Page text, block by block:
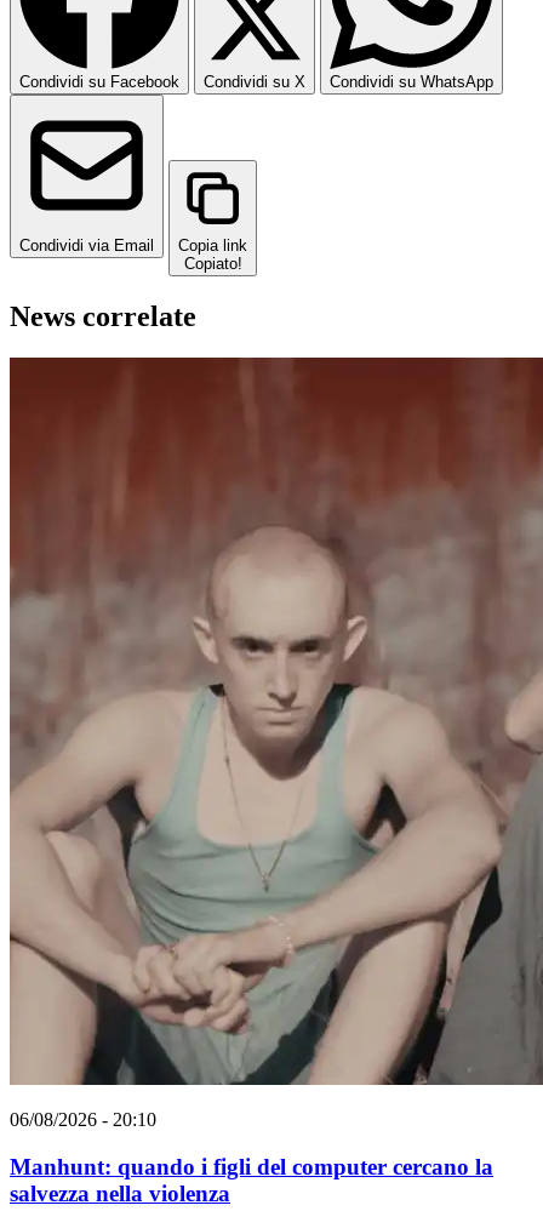
Condividi su Facebook Condividi su X Condividi su WhatsApp
Condividi via Email
Copia link
Copiato!
News correlate
06/08/2026 - 20:10
Manhunt: quando i figli del computer cercano la
salvezza nella violenza